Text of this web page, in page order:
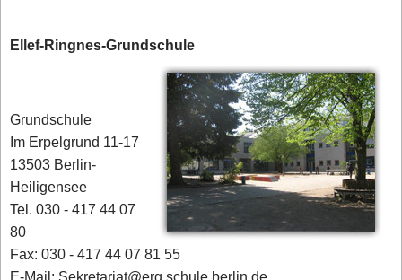
Ellef-Ringnes-Grundschule
Grundschule
Im Erpelgrund 11-17
13503 Berlin-
Heiligensee
Tel. 030 - 417 44 07
80‎
Fax: 030 - 417 44 07 81 55